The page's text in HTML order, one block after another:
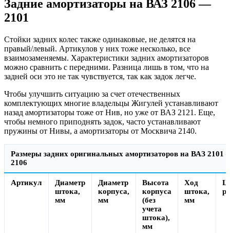
Задние амортизаторы на ВАЗ 2106 —
2101
Стойки задних колес также одинаковые, не делятся на
правый/левый. Артикулов у них тоже несколько, все
взаимозаменяемы. Характеристики задних амортизаторов
можно сравнить с передними. Разница лишь в том, что на
задней оси это не так чувствуется, так как задок легче.
Чтобы улучшить ситуацию за счет отечественных
комплектующих многие владельцы Жигулей устанавливают
назад амортизаторы тоже от Нив, но уже от ВАЗ 2121. Еще,
чтобы немного приподнять задок, часто устанавливают
пружины от Нивы, а амортизаторы от Москвича 2140.
Размеры задних оригинальных амортизаторов на ВАЗ 2101
2106
Артикул
Диаметр
штока,
мм
Диаметр
корпуса,
мм
Высота
корпуса
(без
учета
штока),
мм
Ход
штока,
мм